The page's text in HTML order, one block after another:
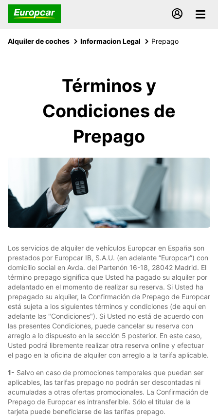
Alquiler de coches Informacion Legal Prepago
Términos y
Condiciones de
Prepago
Los servicios de alquiler de vehículos Europcar en España son
prestados por Europcar IB, S.A.U. (en adelante “Europcar”) con
domicilio social en Avda. del Partenón 16-18, 28042 Madrid. El
término prepago significa que Usted ha pagado su alquiler por
adelantado en el momento de realizar su reserva. Si Usted ha
prepagado su alquiler, la Confirmación de Prepago de Europcar
está sujeta a los siguientes términos y condiciones (de aquí en
adelante las "Condiciones"). Si Usted no está de acuerdo con
las presentes Condiciones, puede cancelar su reserva con
arreglo a lo dispuesto en la sección 5 posterior. En este caso,
Usted podrá libremente realizar otra reserva online y efectuar
el pago en la oficina de alquiler con arreglo a la tarifa aplicable.
1- Salvo en caso de promociones temporales que puedan ser
aplicables, las tarifas prepago no podrán ser descontadas ni
acumuladas a otras ofertas promocionales. La Confirmación de
Prepago de Europcar es intransferible. Sólo el titular de la
tarjeta puede beneficiarse de las tarifas prepago.